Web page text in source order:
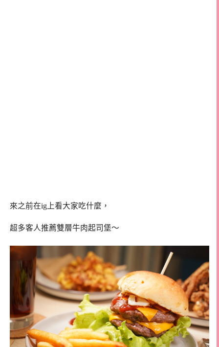
來之前在ig上看大家吃什麼，
超多客人推薦雙層牛肉起司堡～